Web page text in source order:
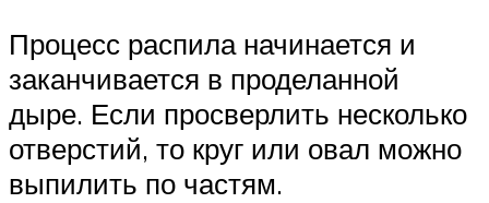
Процесс распила начинается и
заканчивается в проделанной
дыре. Если просверлить несколько
отверстий, то круг или овал можно
выпилить по частям.